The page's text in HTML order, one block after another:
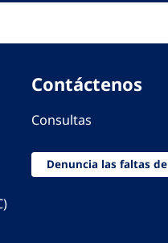
Contáctenos
Consultas
Denuncia las faltas